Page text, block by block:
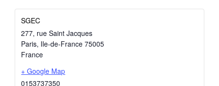
SGEC
277, rue Saint Jacques
Paris, Ile-de-France 75005
France
+ Google Map
0153737350